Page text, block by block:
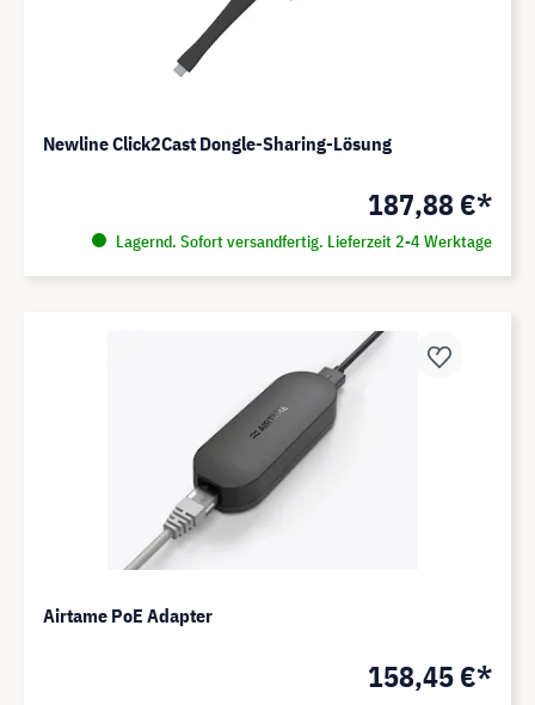
Newline Click2Cast Dongle-Sharing-Lösung
187,88 €*
Lagernd. Sofort versandfertig. Lieferzeit 2-4 Werktage
Airtame PoE Adapter
158,45 €*